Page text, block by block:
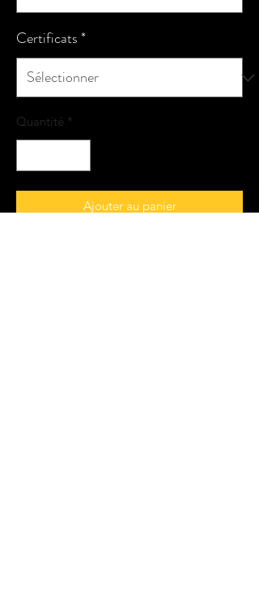
Certificats*
Quantité *
Ajouter au panier